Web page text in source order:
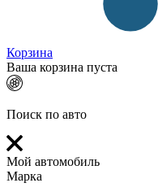
Корзина
Ваша корзина пуста
Поиск по авто
Мой автомобиль
Марка